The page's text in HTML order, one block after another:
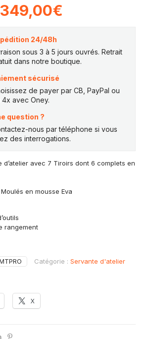
Le
initial
était :
449,00€.
349,00€
est :
349,00€.
24/48h
sous 3 à 5 jours ouvrés. Retrait
dans notre boutique.
sécurisé
de payer par CB, PayPal ou
4x avec Oney.
question ?
nous par téléphone si vous
des interrogations.
d’atelier avec 7 Tiroirs dont 6 complets en
en mousse Eva
rangement
Catégorie : Servante d'atelier
X